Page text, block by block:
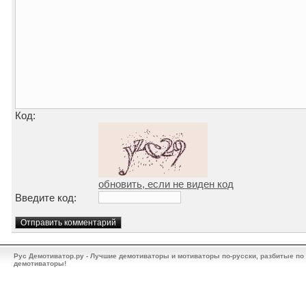
Код:
обновить, если не виден код
Введите код:
Рус Демотиватор.ру - Лучшие демотиваторы и мотиваторы по-русски, разбитые
демотиваторы!